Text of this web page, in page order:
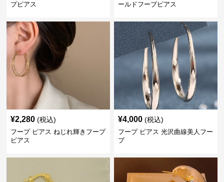
プピアス
ールドフープピアス
¥2,280 (税込)
フープ ピアス ねじれ輝きフープ
ピアス
¥4,000 (税込)
フープ ピアス 光沢曲線美人フー
プ